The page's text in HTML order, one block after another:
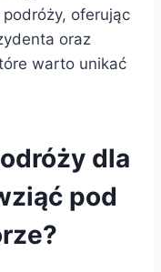
oferując
oraz
warto unikać
dla
pod